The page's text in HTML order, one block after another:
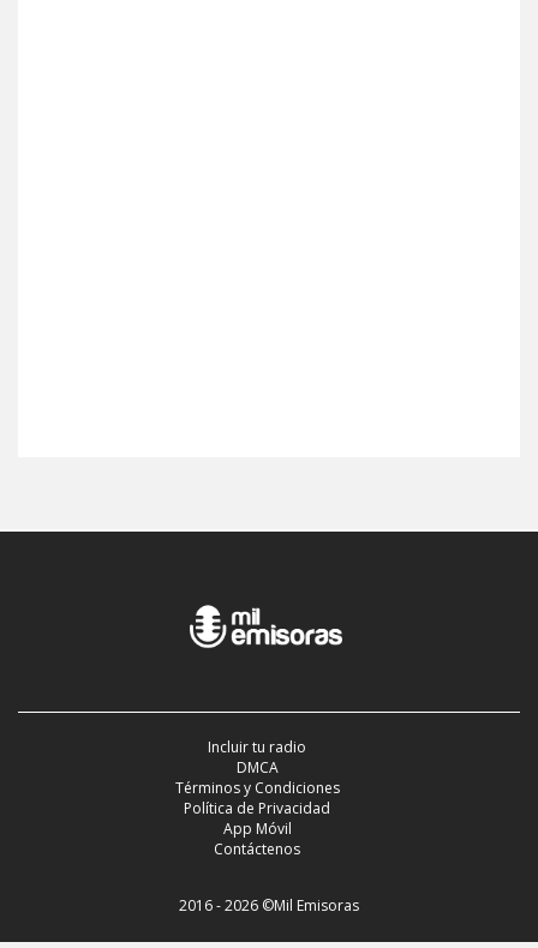
Incluir tu radio
DMCA
Términos y Condiciones
Política de Privacidad
App Móvil
Contáctenos
2016 - 2026 ©Mil Emisoras